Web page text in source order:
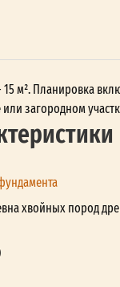
м². Планировка
загородном
хвойных пород